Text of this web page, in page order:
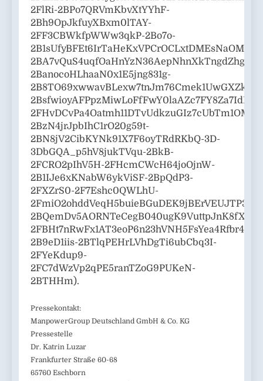
2FlRi-2BPo7QRVmKbvXtYYhF-
2Bh9OpJkfuyXBxm0lTAY-
2FF3CBWkfpWWw3qkP-2Bo7o-
2BanocoHLhaaN0x1E5jng831g-
2B8TO69xwwavBLexw7tnJm76Cmek1UwGXZkQ1-
2BzN4jrJpbIhC1rO20g59t-
2BN8jV2CibKYNk91X7F6oyTRdRKbQ-3D-
3DbGQA_p5hV8jukTVqu-2BkB-
2FCRO2pIhV5H-2FHcmCWcH64joOjnW-
2B1IJe6xKNabW6ykViSF-2BpQdP3-
2FXZrS0-2F7Eshc0QWLhU-
2B9eD1iis-2BTlqPEHrLVhDgTi6ubCbq3I-
2FYeKdup9-
2FC7dWzVp2qPE5ranTZoG9PUKeN-
2BTHHm).
Pressekontakt:
ManpowerGroup Deutschland GmbH & Co. KG
Pressestelle
Dr. Katrin Luzar
Frankfurter Straße 60-68
65760 Eschborn